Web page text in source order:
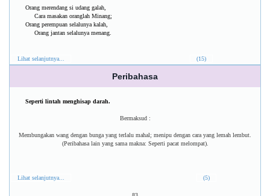
Orang merendang si udang galah,
Cara masakan oranglah Minang;
Orang perempuan selalunya kalah,
Orang jantan selalunya menang.
Lihat selanjutnya... (15)
Peribahasa
Seperti lintah menghisap darah.
Bermaksud :
Membungakan wang dengan bunga yang terlalu mahal; menipu dengan cara yang lemah lembut.
(Peribahasa lain yang sama makna: Seperti pacat melompat).
Lihat selanjutnya... (5)